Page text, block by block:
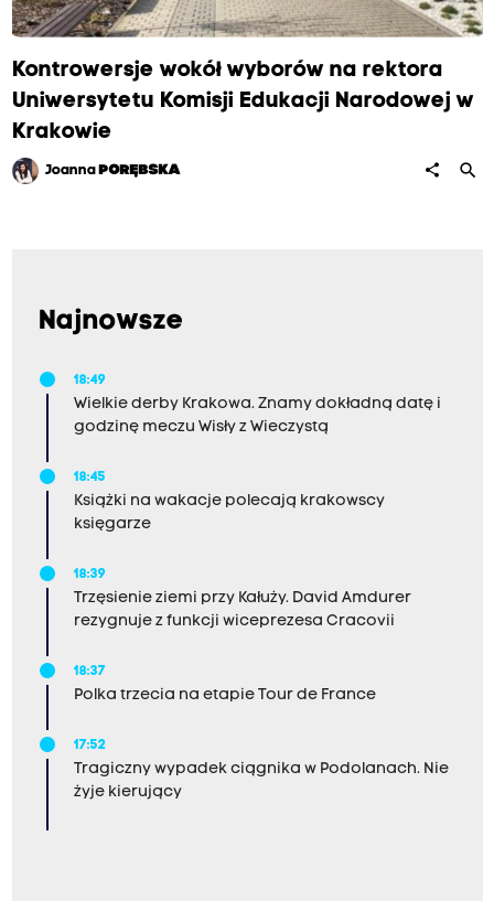
Kontrowersje wokół wyborów na rektora
Uniwersytetu Komisji Edukacji Narodowej w
Krakowie
Joanna PORĘBSKA share search
Najnowsze
18:49
Wielkie derby Krakowa. Znamy dokładną datę i
godzinę meczu Wisły z Wieczystą
18:45
Książki na wakacje polecają krakowscy
księgarze
18:39
Trzęsienie ziemi przy Kałuży. David Amdurer
rezygnuje z funkcji wiceprezesa Cracovii
18:37
Polka trzecia na etapie Tour de France
17:52
Tragiczny wypadek ciągnika w Podolanach. Nie
żyje kierujący